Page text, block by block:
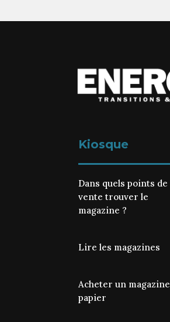
Kiosque
Dans quels points de
vente trouver le
magazine ?
Lire les magazines
Acheter un magazine
papier